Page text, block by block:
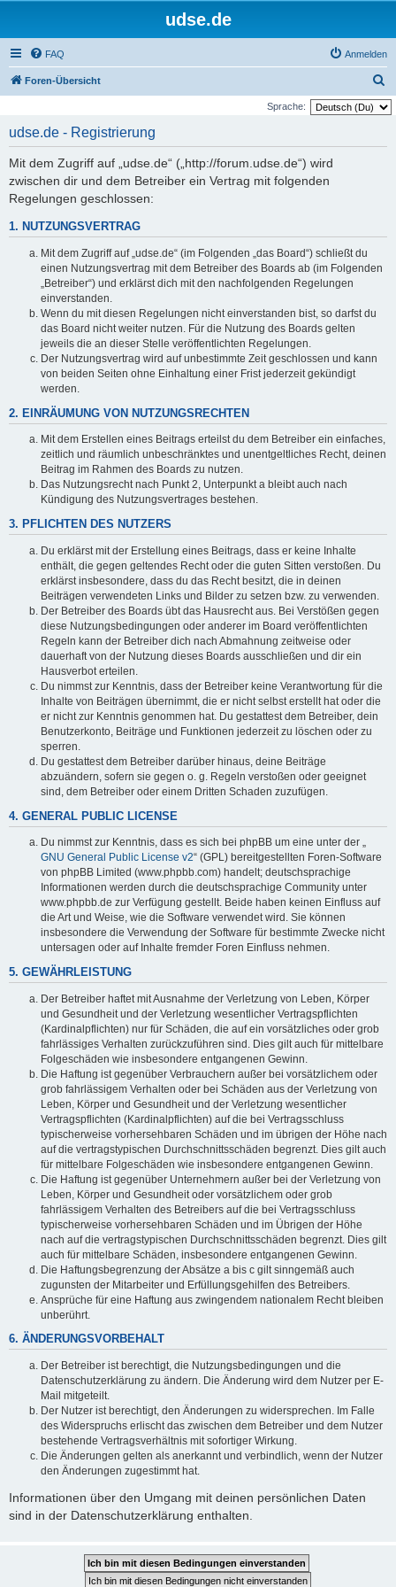
udse.de
FAQ Anmelden
Foren-Übersicht
u
Sprache:
udse.de - Registrierung
Mit dem Zugriff auf „udse.de“ („http://forum.udse.de“) wird
zwischen dir und dem Betreiber ein Vertrag mit folgenden
Regelungen geschlossen:
1. NUTZUNGSVERTRAG
Mit dem Zugriff auf „udse.de“ (im Folgenden „das Board“) schließt du
einen Nutzungsvertrag mit dem Betreiber des Boards ab (im Folgenden
„Betreiber“) und erklärst dich mit den nachfolgenden Regelungen
einverstanden.
Wenn du mit diesen Regelungen nicht einverstanden bist, so darfst du
das Board nicht weiter nutzen. Für die Nutzung des Boards gelten
jeweils die an dieser Stelle veröffentlichten Regelungen.
Der Nutzungsvertrag wird auf unbestimmte Zeit geschlossen und kann
von beiden Seiten ohne Einhaltung einer Frist jederzeit gekündigt
werden.
2. EINRÄUMUNG VON NUTZUNGSRECHTEN
Mit dem Erstellen eines Beitrags erteilst du dem Betreiber ein einfaches,
zeitlich und räumlich unbeschränktes und unentgeltliches Recht, deinen
Beitrag im Rahmen des Boards zu nutzen.
Das Nutzungsrecht nach Punkt 2, Unterpunkt a bleibt auch nach
Kündigung des Nutzungsvertrages bestehen.
3. PFLICHTEN DES NUTZERS
Du erklärst mit der Erstellung eines Beitrags, dass er keine Inhalte
enthält, die gegen geltendes Recht oder die guten Sitten verstoßen. Du
erklärst insbesondere, dass du das Recht besitzt, die in deinen
Beiträgen verwendeten Links und Bilder zu setzen bzw. zu verwenden.
Der Betreiber des Boards übt das Hausrecht aus. Bei Verstößen gegen
diese Nutzungsbedingungen oder anderer im Board veröffentlichten
Regeln kann der Betreiber dich nach Abmahnung zeitweise oder
dauerhaft von der Nutzung dieses Boards ausschließen und dir ein
Hausverbot erteilen.
Du nimmst zur Kenntnis, dass der Betreiber keine Verantwortung für die
Inhalte von Beiträgen übernimmt, die er nicht selbst erstellt hat oder die
er nicht zur Kenntnis genommen hat. Du gestattest dem Betreiber, dein
Benutzerkonto, Beiträge und Funktionen jederzeit zu löschen oder zu
sperren.
Du gestattest dem Betreiber darüber hinaus, deine Beiträge
abzuändern, sofern sie gegen o. g. Regeln verstoßen oder geeignet
sind, dem Betreiber oder einem Dritten Schaden zuzufügen.
4. GENERAL PUBLIC LICENSE
Du nimmst zur Kenntnis, dass es sich bei phpBB um eine unter der „
GNU General Public License v2“ (GPL) bereitgestellten Foren-Software
von phpBB Limited (www.phpbb.com) handelt; deutschsprachige
Informationen werden durch die deutschsprachige Community unter
www.phpbb.de zur Verfügung gestellt. Beide haben keinen Einfluss auf
die Art und Weise, wie die Software verwendet wird. Sie können
insbesondere die Verwendung der Software für bestimmte Zwecke nicht
untersagen oder auf Inhalte fremder Foren Einfluss nehmen.
5. GEWÄHRLEISTUNG
Der Betreiber haftet mit Ausnahme der Verletzung von Leben, Körper
und Gesundheit und der Verletzung wesentlicher Vertragspflichten
(Kardinalpflichten) nur für Schäden, die auf ein vorsätzliches oder grob
fahrlässiges Verhalten zurückzuführen sind. Dies gilt auch für mittelbare
Folgeschäden wie insbesondere entgangenen Gewinn.
Die Haftung ist gegenüber Verbrauchern außer bei vorsätzlichem oder
grob fahrlässigem Verhalten oder bei Schäden aus der Verletzung von
Leben, Körper und Gesundheit und der Verletzung wesentlicher
Vertragspflichten (Kardinalpflichten) auf die bei Vertragsschluss
typischerweise vorhersehbaren Schäden und im übrigen der Höhe nach
auf die vertragstypischen Durchschnittsschäden begrenzt. Dies gilt auch
für mittelbare Folgeschäden wie insbesondere entgangenen Gewinn.
Die Haftung ist gegenüber Unternehmern außer bei der Verletzung von
Leben, Körper und Gesundheit oder vorsätzlichem oder grob
fahrlässigem Verhalten des Betreibers auf die bei Vertragsschluss
typischerweise vorhersehbaren Schäden und im Übrigen der Höhe
nach auf die vertragstypischen Durchschnittsschäden begrenzt. Dies gilt
auch für mittelbare Schäden, insbesondere entgangenen Gewinn.
Die Haftungsbegrenzung der Absätze a bis c gilt sinngemäß auch
zugunsten der Mitarbeiter und Erfüllungsgehilfen des Betreibers.
Ansprüche für eine Haftung aus zwingendem nationalem Recht bleiben
unberührt.
6. ÄNDERUNGSVORBEHALT
Der Betreiber ist berechtigt, die Nutzungsbedingungen und die
Datenschutzerklärung zu ändern. Die Änderung wird dem Nutzer per E-
Mail mitgeteilt.
Der Nutzer ist berechtigt, den Änderungen zu widersprechen. Im Falle
des Widerspruchs erlischt das zwischen dem Betreiber und dem Nutzer
bestehende Vertragsverhältnis mit sofortiger Wirkung.
Die Änderungen gelten als anerkannt und verbindlich, wenn der Nutzer
den Änderungen zugestimmt hat.
Informationen über den Umgang mit deinen persönlichen Daten
sind in der Datenschutzerklärung enthalten.